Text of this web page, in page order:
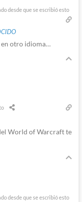
desde que se escribió esto
en otro idioma…
World of Warcraft te
desde que se escribió esto